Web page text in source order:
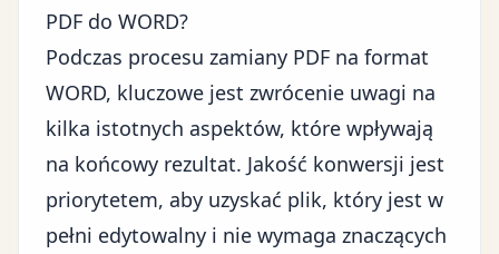
PDF do WORD?
Podczas procesu zamiany PDF na format
WORD, kluczowe jest zwrócenie uwagi na
kilka istotnych aspektów, które wpływają
na końcowy rezultat. Jakość konwersji jest
priorytetem, aby uzyskać plik, który jest w
pełni edytowalny i nie wymaga znaczących